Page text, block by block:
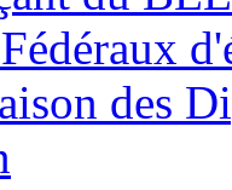
des